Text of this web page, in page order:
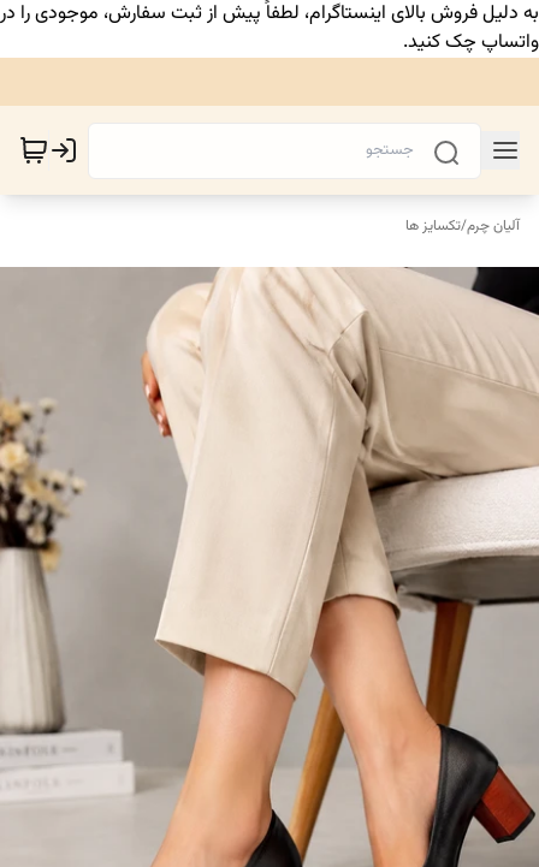
به دلیل فروش بالای اینستاگرام، لطفاً پیش از ثبت سفارش، موجودی را در
واتساپ چک کنید.
آلیان چرم/تکسایز ها